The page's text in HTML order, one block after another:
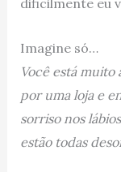
dificilmente eu
Imagine só…
Você está muito
por uma loja e
sorriso nos
estão todas